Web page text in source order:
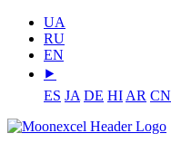
UA
RU
EN
⯈
ES JA DE HI AR CN